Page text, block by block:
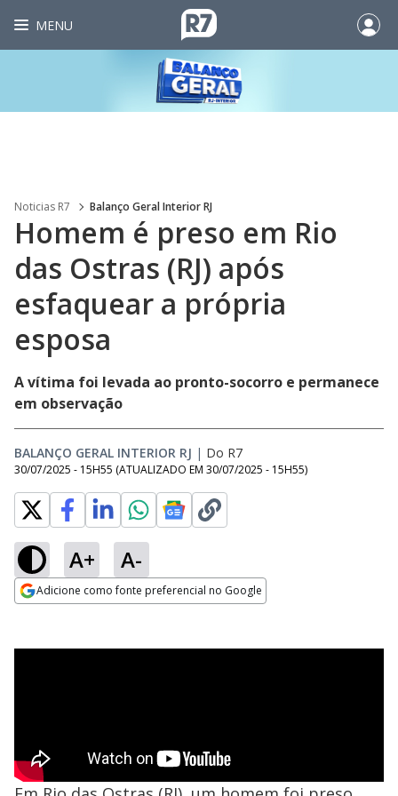
MENU
Noticias R7 Balanço Geral Interior RJ
Homem é preso em Rio
das Ostras (RJ) após
esfaquear a própria
esposa
A vítima foi levada ao pronto-socorro e permanece
em observação
BALANÇO GERAL INTERIOR RJ | Do R7
30/07/2025 - 15H55 (ATUALIZADO EM 30/07/2025 - 15H55)
A+ A-
Adicione como fonte preferencial no Google